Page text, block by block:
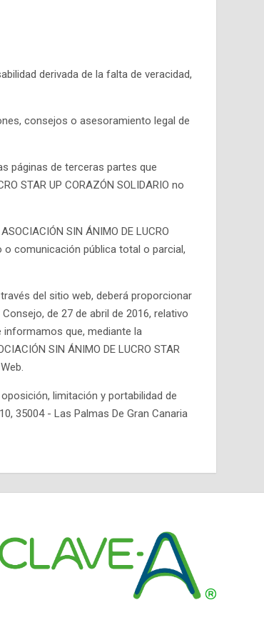
derivada de la falta de veracidad,
consejos o asesoramiento legal de
páginas de terceras partes que
STAR UP CORAZÓN SOLIDARIO no
SIN ÁNIMO DE LUCRO
o comunicación pública total o parcial,
través del sitio web, deberá proporcionar
de 27 de abril de 2016, relativo
que, mediante la
SIN ÁNIMO DE LUCRO STAR
limitación y portabilidad de
35004 - Las Palmas De Gran Canaria